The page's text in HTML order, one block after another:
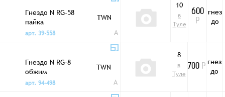
Гнездо N RG-58
пайка
TWN
арт. 39-558
A
10
в
Туле
600
Р
гнез
до
Гнездо N RG-8
обжим
TWN
арт. 94-498
A
8
в
Туле
700 Р
гнез
до